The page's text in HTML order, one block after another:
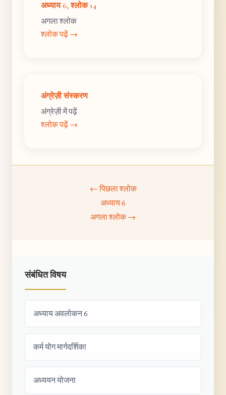
अध्याय 6, श्लोक 14
अगला श्लोक
श्लोक पढ़ें →
अंग्रेज़ी संस्करण
अंग्रेज़ी में पढ़ें
श्लोक पढ़ें →
← पिछला श्लोक
अध्याय 6
अगला श्लोक →
संबंधित विषय
अध्याय अवलोकन 6
कर्म योग मार्गदर्शिका
अध्ययन योजना